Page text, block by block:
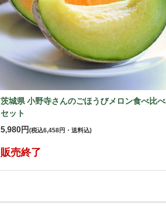
茨城県 小野寺さんのごほうびメロン食べ比べ
セット
5,980円 (税込6,458円・送料込)
販売終了